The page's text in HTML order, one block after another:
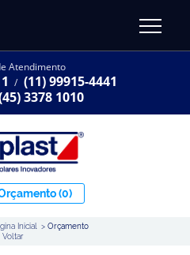
Atendimento
/ (11) 99915-4441
3378 1010
(0)
Inicial >Orçamento
Voltar